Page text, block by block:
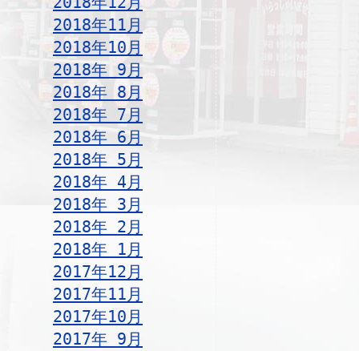
2018年11月
2018年10月
2018年 9月
2018年 8月
2018年 7月
2018年 6月
2018年 5月
2018年 4月
2018年 3月
2018年 2月
2018年 1月
2017年12月
2017年11月
2017年10月
2017年 9月